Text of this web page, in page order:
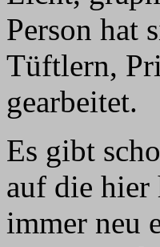
Person hat
Tüftlern,
gearbeitet.
Es gibt
auf die hier
immer neu